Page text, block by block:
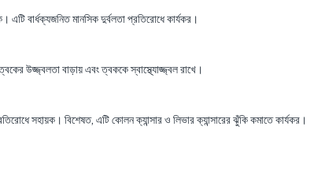
বার্ধক্যজনিত মানসিক দুর্বলতা প্রতিরোধে কার্যকর।
ত্বকের উজ্জ্বলতা বাড়ায় এবং ত্বককে স্বাস্থ্যোজ্জ্বল রাখে।
সহায়ক। বিশেষত, এটি কোলন ক্যান্সার ও লিভার ক্যান্সারের ঝুঁকি কমাতে কার্যকর।